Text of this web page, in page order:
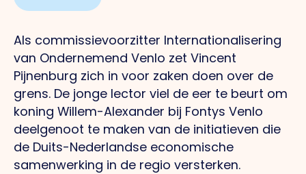
Als commissievoorzitter Internationalisering
van Ondernemend Venlo zet Vincent
Pijnenburg zich in voor zaken doen over de
grens. De jonge lector viel de eer te beurt om
koning Willem-Alexander bij Fontys Venlo
deelgenoot te maken van de initiatieven die
de Duits-Nederlandse economische
samenwerking in de regio versterken.